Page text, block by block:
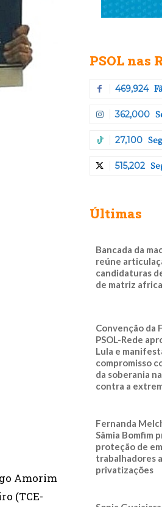
Amorim
(TCE-
PSOL nas
469,924
362,000
27,100
515,202
Últimas
Bancada da
reúne
candidaturas
de matriz
Convenção da
PSOL-Rede
Lula e
compromisso
da soberania
contra a
Fernanda
Sâmia Bomfim
proteção de
trabalhadores
privatizações